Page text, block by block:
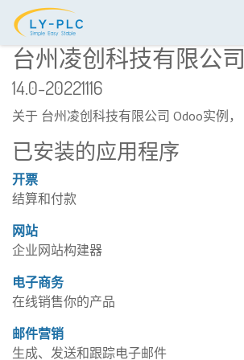
台州凌创科技有限公司
14.0-20221116
关于 台州凌创科技有限公司 Odoo实例，
已安装的应用程序
开票
结算和付款
网站
企业网站构建器
电子商务
在线销售你的产品
邮件营销
生成、发送和跟踪电子邮件